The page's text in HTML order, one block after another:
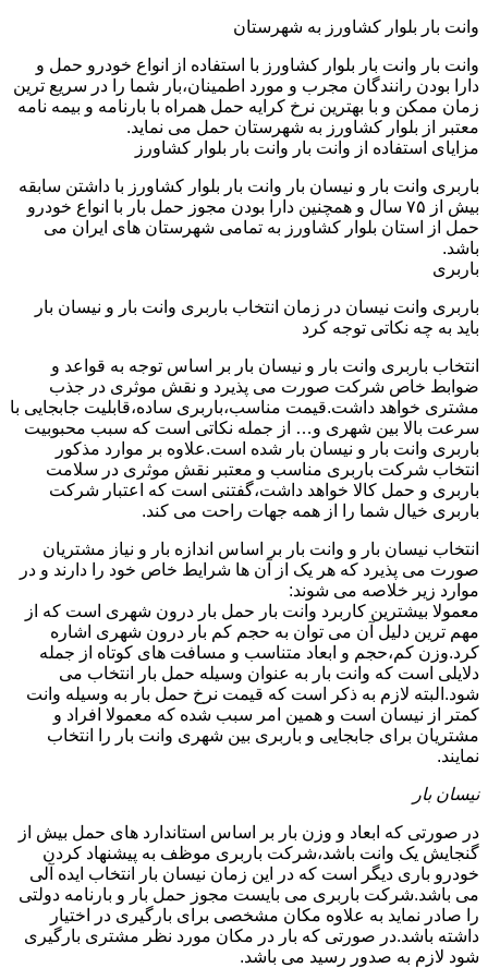
وانت بار بلوار کشاورز به شهرستان
وانت بار وانت بار بلوار کشاورز با استفاده از انواع خودرو حمل و
دارا بودن رانندگان مجرب و مورد اطمینان،بار شما را در سریع ترین
زمان ممکن و با بهترین نرخ کرایه حمل همراه با بارنامه و بیمه نامه
معتبر از بلوار کشاورز به شهرستان حمل می نماید.
مزایای استفاده از وانت بار وانت بار بلوار کشاورز
باربری وانت بار و نیسان بار وانت بار بلوار کشاورز با داشتن سابقه
بیش از ۷۵ سال و همچنین دارا بودن مجوز حمل بار با انواع خودرو
حمل از استان بلوار کشاورز به تمامی شهرستان های ایران می
باشد.
باربری
باربری وانت نیسان در زمان انتخاب باربری وانت بار و نیسان بار
باید به چه نکاتی توجه کرد
انتخاب باربری وانت بار و نیسان بار بر اساس توجه به قواعد و
ضوابط خاص شرکت صورت می پذیرد و نقش موثری در جذب
مشتری خواهد داشت.قیمت مناسب،باربری ساده،قابلیت جابجایی با
سرعت بالا بین شهری و… از جمله نکاتی است که سبب محبوبیت
باربری وانت بار و نیسان بار شده است.علاوه بر موارد مذکور
انتخاب شرکت باربری مناسب و معتبر نقش موثری در سلامت
باربری و حمل کالا خواهد داشت،گفتنی است که اعتبار شرکت
باربری خیال شما را از همه جهات راحت می کند.
انتخاب نیسان بار و وانت بار بر اساس اندازه بار و نیاز مشتریان
صورت می پذیرد که هر یک از آن ها شرایط خاص خود را دارند و در
موارد زیر خلاصه می شوند:
معمولا بیشترین کاربرد وانت بار حمل بار درون شهری است که از
مهم ترین دلیل آن می توان به حجم کم بار درون شهری اشاره
کرد.وزن کم،حجم و ابعاد متناسب و مسافت های کوتاه از جمله
دلایلی است که وانت بار به عنوان وسیله حمل بار انتخاب می
شود.البته لازم به ذکر است که قیمت نرخ حمل بار به وسیله وانت
کمتر از نیسان است و همین امر سبب شده که معمولا افراد و
مشتریان برای جابجایی و باربری بین شهری وانت بار را انتخاب
نمایند.
نیسان بار
در صورتی که ابعاد و وزن بار بر اساس استاندارد های حمل بیش از
گنجایش یک وانت باشد،شرکت باربری موظف به پیشنهاد کردن
خودرو باری دیگر است که در این زمان نیسان بار انتخاب ایده آلی
می باشد.شرکت باربری می بایست مجوز حمل بار و بارنامه دولتی
را صادر نماید به علاوه مکان مشخصی برای بارگیری در اختیار
داشته باشد.در صورتی که بار در مکان مورد نظر مشتری بارگیری
شود لازم به صدور رسید می باشد.